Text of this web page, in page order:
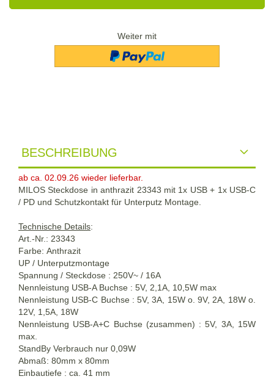
Weiter mit
BESCHREIBUNG
ab ca. 02.09.26 wieder lieferbar.
MILOS Steckdose in anthrazit 23343 mit 1x USB + 1x USB-C
/ PD und Schutzkontakt für Unterputz Montage.
Technische Details:
Art.-Nr.: 23343
Farbe: Anthrazit
UP / Unterputzmontage
Spannung / Steckdose : 250V~ / 16A
Nennleistung USB-A Buchse : 5V, 2,1A, 10,5W max
Nennleistung USB-C Buchse : 5V, 3A, 15W o. 9V, 2A, 18W o.
12V, 1,5A, 18W
Nennleistung USB-A+C Buchse (zusammen) : 5V, 3A, 15W
max.
StandBy Verbrauch nur 0,09W
Abmaß: 80mm x 80mm
Einbautiefe : ca. 41 mm